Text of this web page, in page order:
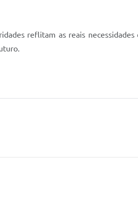
reflitam as reais